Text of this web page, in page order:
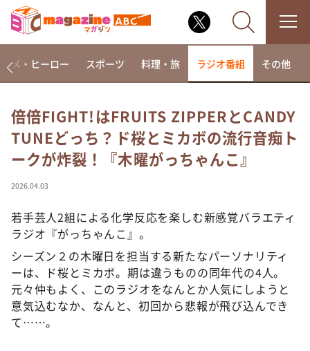
なるみ・岡村の過ぎるTV
相席食堂
これ余談なんですけど・・・
て真剣です
探偵！ナイトスクープ
news おかえり
河合＆A.B.C-Z塚田×福井アナ「なんでやねん！？」
（news おかえり）
DAIGOも台所 ～きょうの献立 何にする？～
メ・ヒーロー スポーツ 料理・旅 ラジオ番組 その他
倍倍FIGHT!はFRUITS ZIPPERとCANDY
TUNEどっち？ド桜とミカボの流行音痴ト
ークが炸裂！『木曜がっちゃんこ』
2026.04.03
若手芸人2組による化学反応を楽しむ新感覚バラエティ
ラジオ『がっちゃんこ』。
シーズン２の木曜日を担当する新たなパーソナリティ
ーは、ド桜とミカボ。期は違うものの同年代の4人。
元々仲もよく、このラジオをなんとか人気にしようと
意気込むなか、なんと、初回から悲報が飛び込んでき
て……。